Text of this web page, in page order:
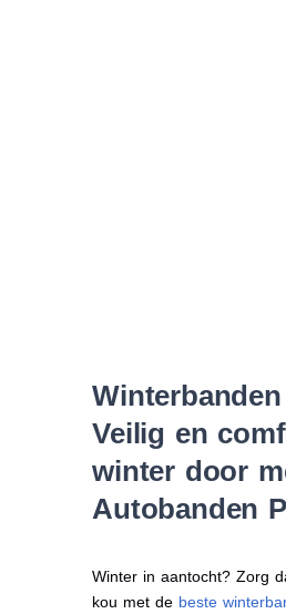
Veilig en
winter door
Autobanden
Winter in aantocht? Zorg
kou met de beste